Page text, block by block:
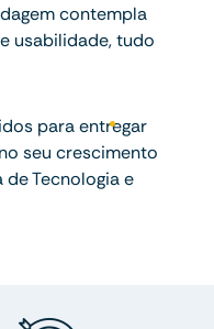
contempla
usabilidade, tudo
para entregar
seu crescimento
Tecnologia e